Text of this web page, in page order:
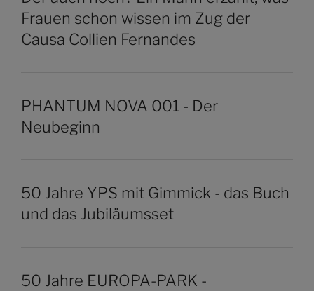
Frauen schon wissen im Zug der
Causa Collien Fernandes
PHANTUM NOVA 001 - Der
Neubeginn
50 Jahre YPS mit Gimmick - das Buch
und das Jubiläumsset
50 Jahre EUROPA-PARK -